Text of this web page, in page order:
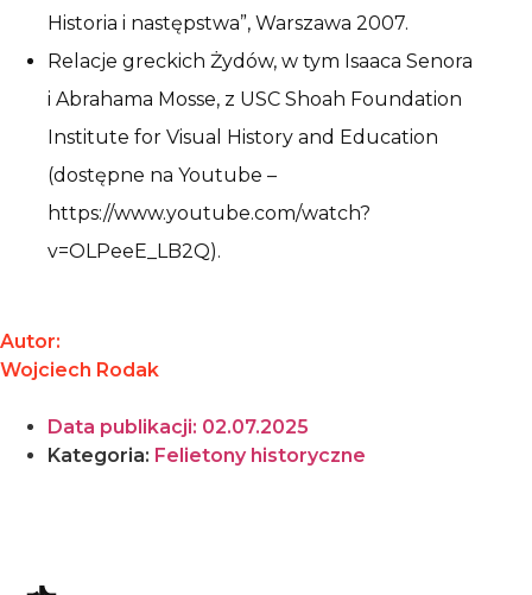
Historia i następstwa”, Warszawa 2007.
Relacje greckich Żydów, w tym Isaaca Senora
i Abrahama Mosse, z USC Shoah Foundation
Institute for Visual History and Education
(dostępne na Youtube –
https://www.youtube.com/watch?
v=OLPeeE_LB2Q).
Autor:
Wojciech Rodak
Data publikacji: 02.07.2025
Kategoria: Felietony historyczne